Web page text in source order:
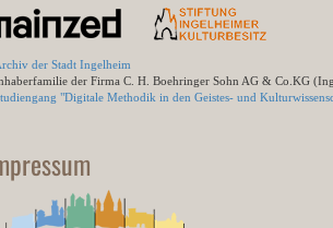
der Stadt Ingelheim
der Firma C. H. Boehringer Sohn AG & Co.KG
"Digitale Methodik in den Geistes- und